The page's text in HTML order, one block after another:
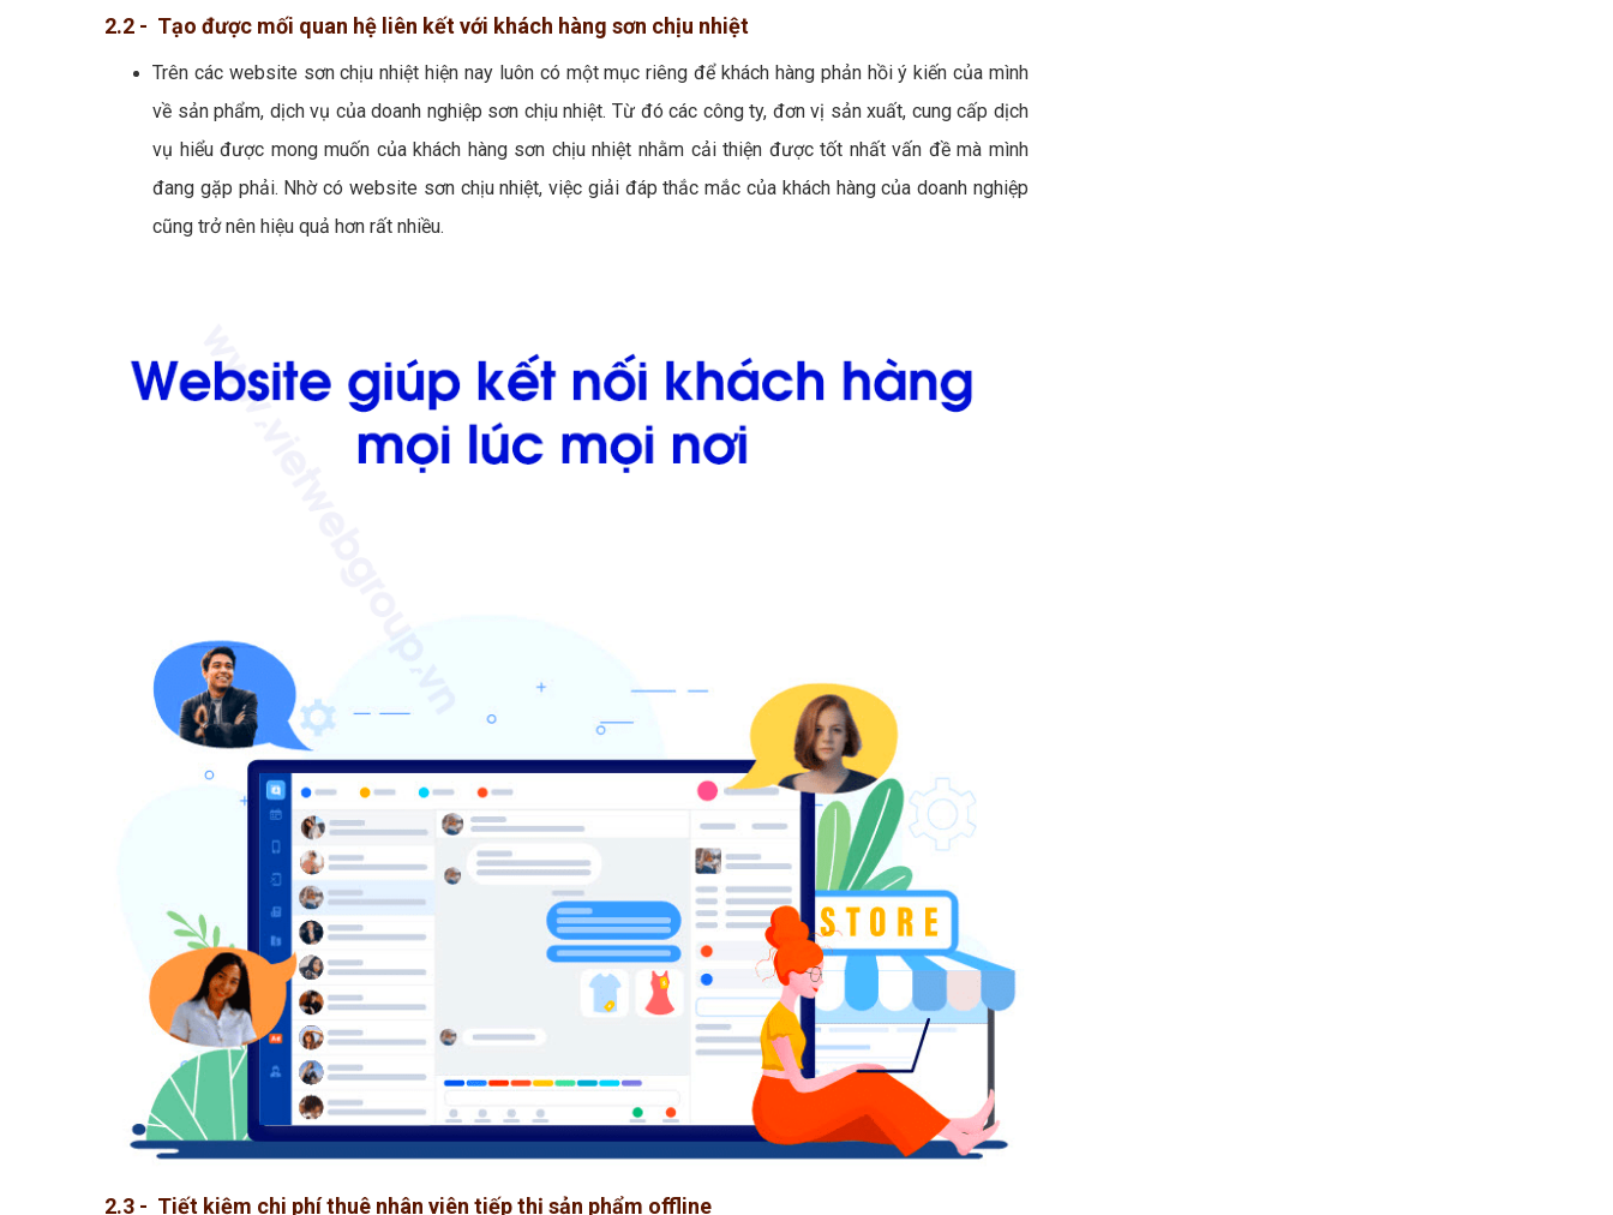
2.2 - Tạo được mối quan hệ liên kết với khách hàng sơn chịu nhiệt
Trên các website sơn chịu nhiệt hiện nay luôn có một mục riêng để khách hàng phản hồi ý kiến của mình
về sản phẩm, dịch vụ của doanh nghiệp sơn chịu nhiệt. Từ đó các công ty, đơn vị sản xuất, cung cấp dịch
vụ hiểu được mong muốn của khách hàng sơn chịu nhiệt nhằm cải thiện được tốt nhất vấn đề mà mình
đang gặp phải. Nhờ có website sơn chịu nhiệt, việc giải đáp thắc mắc của khách hàng của doanh nghiệp
cũng trở nên hiệu quả hơn rất nhiều.
2.3 - Tiết kiệm chi phí thuê nhân viên tiếp thị sản phẩm offline